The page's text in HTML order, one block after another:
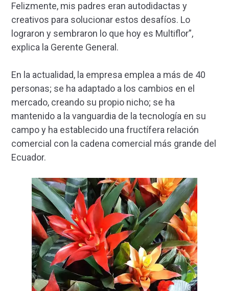
Felizmente, mis padres eran autodidactas y
creativos para solucionar estos desafíos. Lo
lograron y sembraron lo que hoy es Multiflor”,
explica la Gerente General.
En la actualidad, la empresa emplea a más de 40
personas; se ha adaptado a los cambios en el
mercado, creando su propio nicho; se ha
mantenido a la vanguardia de la tecnología en su
campo y ha establecido una fructífera relación
comercial con la cadena comercial más grande del
Ecuador.